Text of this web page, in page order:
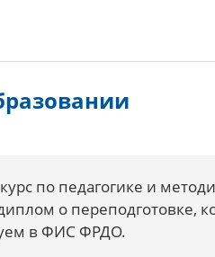
по педагогике и
о переподготовке,
в ФИС ФРДО.